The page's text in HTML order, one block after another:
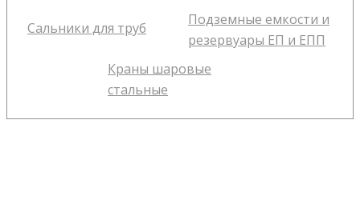
Сальники для труб
Подземные емкости и
резервуары ЕП и ЕПП
Краны шаровые
стальные